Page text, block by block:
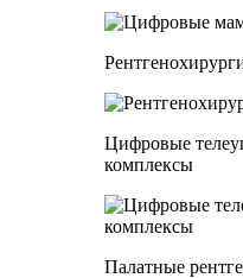
Цифровые
комплексы
Палатные